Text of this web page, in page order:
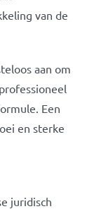
van de
aan om
Een
en sterke
juridisch